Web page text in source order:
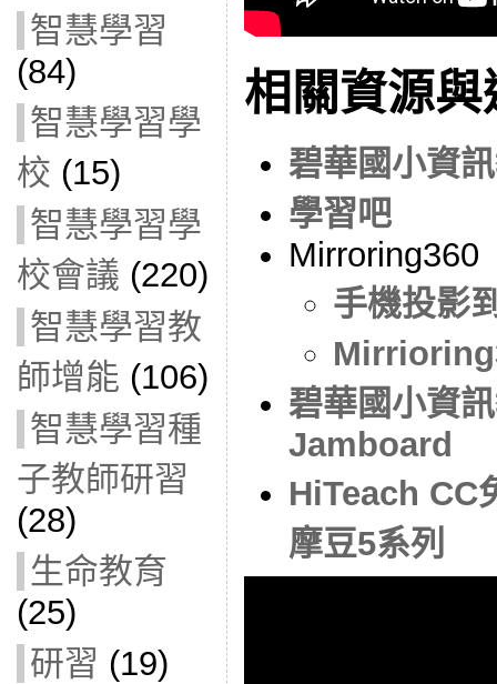
智慧學習
(84)
智慧學習學
校 (15)
智慧學習學
校會議 (220)
智慧學習教
師增能 (106)
智慧學習種
子教師研習
(28)
生命教育
(25)
研習 (19)
相關資源與
碧華國小資
學習吧
Mirroring360
手機投影
碧華國小資
Jamboard
HiTeach CC
摩豆5系列